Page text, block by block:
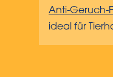
Anti-Geruch-
ideal für